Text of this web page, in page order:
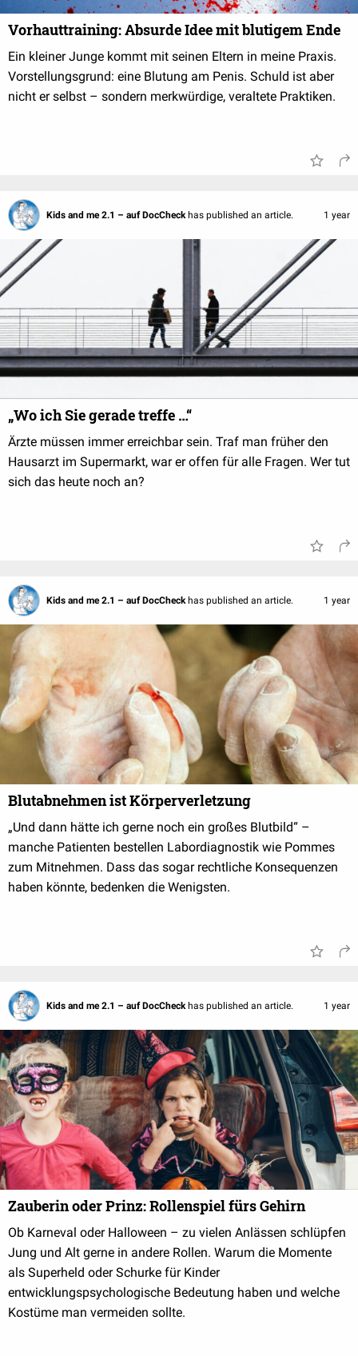
Vorhauttraining: Absurde Idee mit blutigem Ende
Ein kleiner Junge kommt mit seinen Eltern in meine Praxis.
Vorstellungsgrund: eine Blutung am Penis. Schuld ist aber
nicht er selbst – sondern merkwürdige, veraltete Praktiken.
Kids and me 2.1 – auf DocCheck has published an article. 1 year
„Wo ich Sie gerade treffe …“
Ärzte müssen immer erreichbar sein. Traf man früher den
Hausarzt im Supermarkt, war er offen für alle Fragen. Wer tut
sich das heute noch an?
Kids and me 2.1 – auf DocCheck has published an article. 1 year
Blutabnehmen ist Körperverletzung
„Und dann hätte ich gerne noch ein großes Blutbild“ –
manche Patienten bestellen Labordiagnostik wie Pommes
zum Mitnehmen. Dass das sogar rechtliche Konsequenzen
haben könnte, bedenken die Wenigsten.
Kids and me 2.1 – auf DocCheck has published an article. 1 year
Zauberin oder Prinz: Rollenspiel fürs Gehirn
Ob Karneval oder Halloween – zu vielen Anlässen schlüpfen
Jung und Alt gerne in andere Rollen. Warum die Momente
als Superheld oder Schurke für Kinder
entwicklungspsychologische Bedeutung haben und welche
Kostüme man vermeiden sollte.